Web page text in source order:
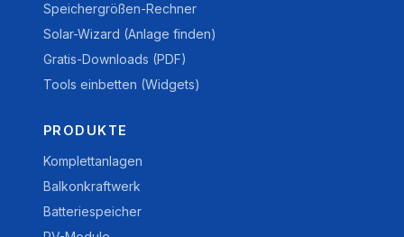
Speichergrößen-Rechner
Solar-Wizard (Anlage finden)
Gratis-Downloads (PDF)
Tools einbetten (Widgets)
PRODUKTE
Komplettanlagen
Balkonkraftwerk
Batteriespeicher